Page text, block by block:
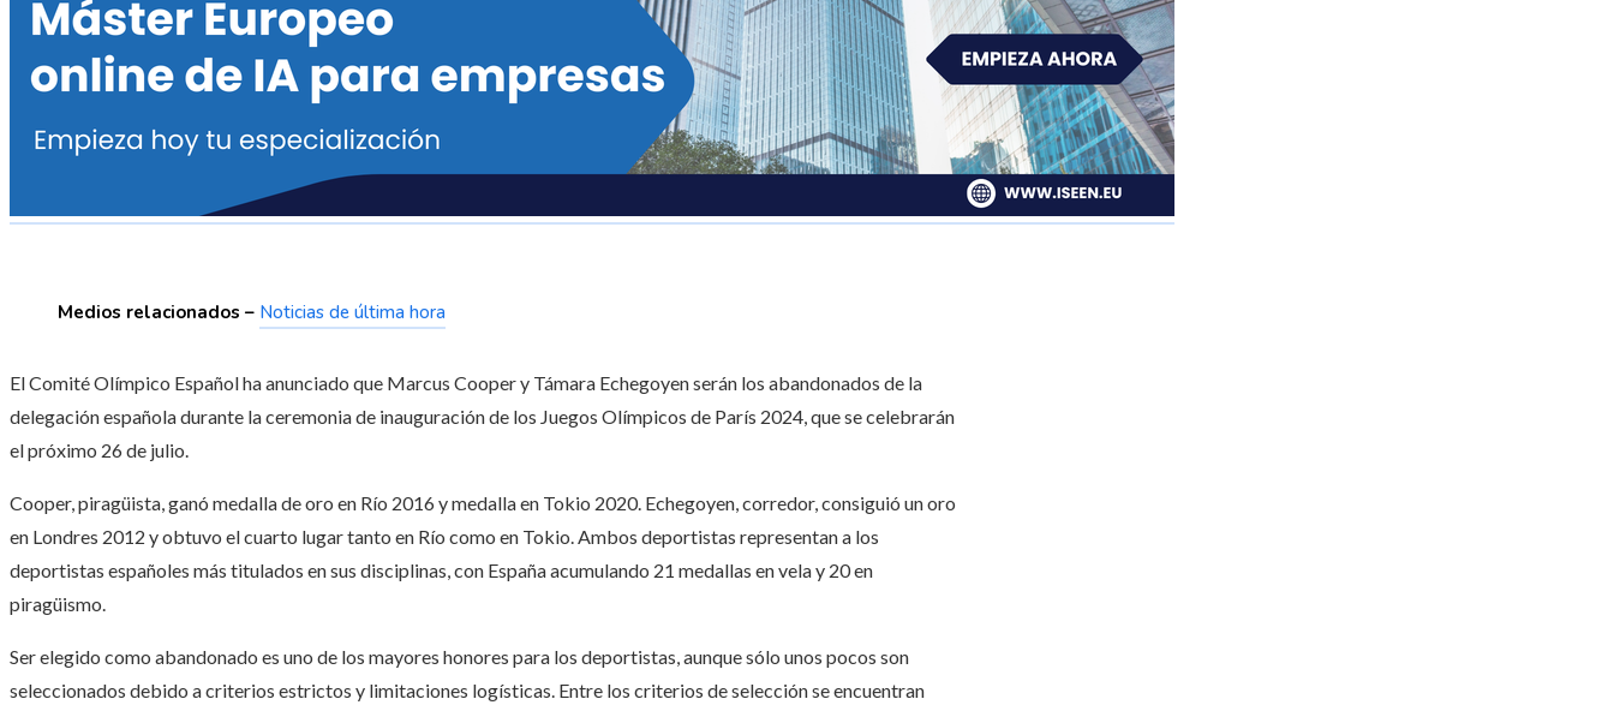
Medios relacionados – Noticias de última hora
El Comité Olímpico Español ha anunciado que Marcus Cooper y Támara Echegoyen serán los abandonados de la
delegación española durante la ceremonia de inauguración de los Juegos Olímpicos de París 2024, que se celebrarán
el próximo 26 de julio.
Cooper, piragüista, ganó medalla de oro en Río 2016 y medalla en Tokio 2020. Echegoyen, corredor, consiguió un oro
en Londres 2012 y obtuvo el cuarto lugar tanto en Río como en Tokio. Ambos deportistas representan a los
deportistas españoles más titulados en sus disciplinas, con España acumulando 21 medallas en vela y 20 en
piragüismo.
Ser elegido como abandonado es uno de los mayores honores para los deportistas, aunque sólo unos pocos son
seleccionados debido a criterios estrictos y limitaciones logísticas. Entre los criterios de selección se encuentran